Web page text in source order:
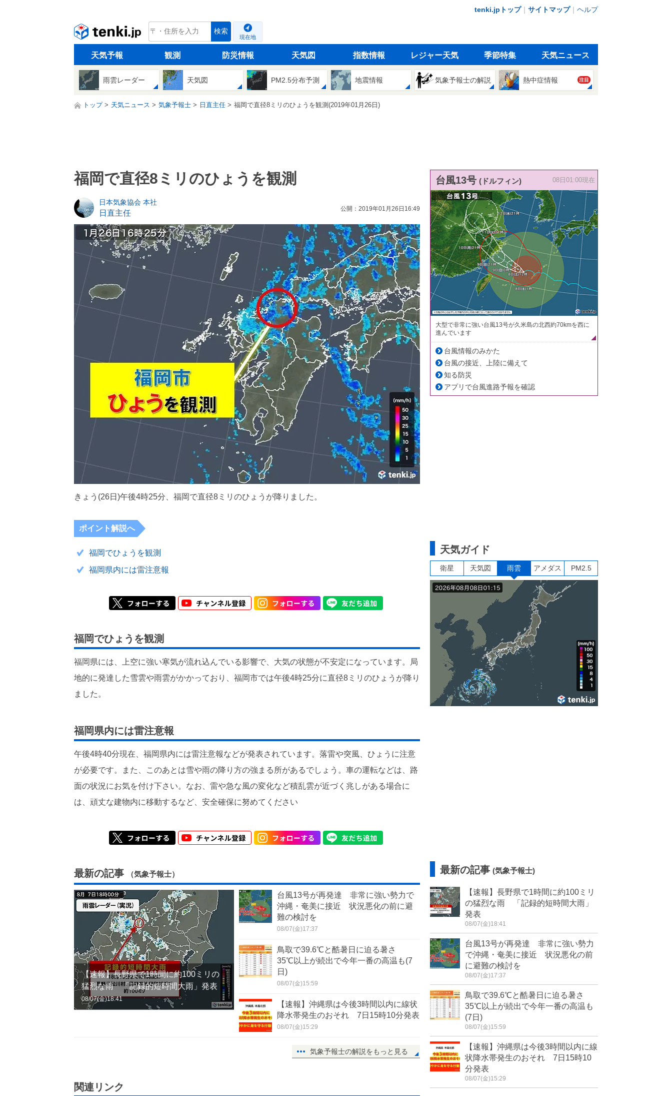
tenki.jpトップ｜ サイトマップ｜ ヘルプ
tenki.jp 検索
現在地
天気予報 観測 防災情報 天気図 指数情報 レジャー天気 季節特集 天気ニュース
雨雲レーダー 天気図 PM2.5分布予測 地震情報 気象予報士の解説 熱中症情報 注目
トップ 天気ニュース 気象予報士 日直主任 福岡で直径8ミリのひょうを観測(2019年01月26日)
福岡で直径8ミリのひょうを観測
日本気象協会 本社
日直主任
公開：2019年01月26日16:49
きょう(26日)午後4時25分、福岡で直径8ミリのひょうが降りました。
ポイント解説へ
福岡でひょうを観測
福岡県内には雷注意報
福岡でひょうを観測
福岡県には、上空に強い寒気が流れ込んでいる影響で、大気の状態が不安定になっています。局
地的に発達した雪雲や雨雲がかかっており、福岡市では午後4時25分に直径8ミリのひょうが降り
ました。
福岡県内には雷注意報
午後4時40分現在、福岡県内には雷注意報などが発表されています。落雷や突風、ひょうに注意
が必要です。また、このあとは雪や雨の降り方の強まる所があるでしょう。車の運転などは、路
面の状況にお気を付け下さい。なお、雷や急な風の変化など積乱雲が近づく兆しがある場合に
は、頑丈な建物内に移動するなど、安全確保に努めてください
最新の記事 （気象予報士）
【速報】長野県で1時間に約100ミリの
猛烈な雨 「記録的短時間大雨」発表
08/07(金)18:41
台風13号が再発達 非常に強い勢力で
沖縄・奄美に接近 状況悪化の前に避
難の検討を
08/07(金)17:37
鳥取で39.6℃と酷暑日に迫る暑さ
35℃以上が続出で今年一番の高温も(7
日)
08/07(金)15:59
【速報】沖縄県は今後3時間以内に線状
降水帯発生のおそれ 7日15時10分発表
08/07(金)15:29
気象予報士の解説をもっと見る
関連リンク
台風13号 (ドルフィン) 08日01:00現在
大型で非常に強い台風13号が久米島の北西約70kmを西に
進んでいます
台風情報のみかた
台風の接近、上陸に備えて
知る防災
アプリで台風進路予報を確認
天気ガイド
衛星 天気図 雨雲 アメダス PM2.5
最新の記事 (気象予報士)
【速報】長野県で1時間に約100ミリ
の猛烈な雨 「記録的短時間大雨」
発表
08/07(金)18:41
台風13号が再発達 非常に強い勢力
で沖縄・奄美に接近 状況悪化の前
に避難の検討を
08/07(金)17:37
鳥取で39.6℃と酷暑日に迫る暑さ
35℃以上が続出で今年一番の高温も
(7日)
08/07(金)15:59
【速報】沖縄県は今後3時間以内に線
状降水帯発生のおそれ 7日15時10
分発表
08/07(金)15:29